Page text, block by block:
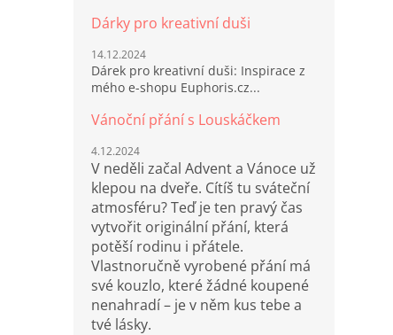
Dárky pro kreativní duši
14.12.2024
Dárek pro kreativní duši: Inspirace z
mého e-shopu Euphoris.cz...
Vánoční přání s Louskáčkem
4.12.2024
V neděli začal Advent a Vánoce už
klepou na dveře. Cítíš tu sváteční
atmosféru? Teď je ten pravý čas
vytvořit originální přání, která
potěší rodinu i přátele.
Vlastnoručně vyrobené přání má
své kouzlo, které žádné koupené
nenahradí – je v něm kus tebe a
tvé lásky.